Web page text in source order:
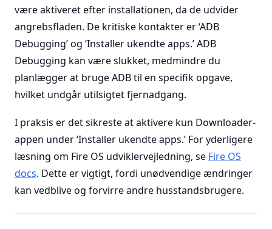
være aktiveret efter installationen, da de udvider
angrebsfladen. De kritiske kontakter er ‘ADB
Debugging’ og ‘Installer ukendte apps.’ ADB
Debugging kan være slukket, medmindre du
planlægger at bruge ADB til en specifik opgave,
hvilket undgår utilsigtet fjernadgang.
I praksis er det sikreste at aktivere kun Downloader-
appen under ‘Installer ukendte apps.’ For yderligere
læsning om Fire OS udviklervejledning, se Fire OS
docs. Dette er vigtigt, fordi unødvendige ændringer
kan vedblive og forvirre andre husstandsbrugere.